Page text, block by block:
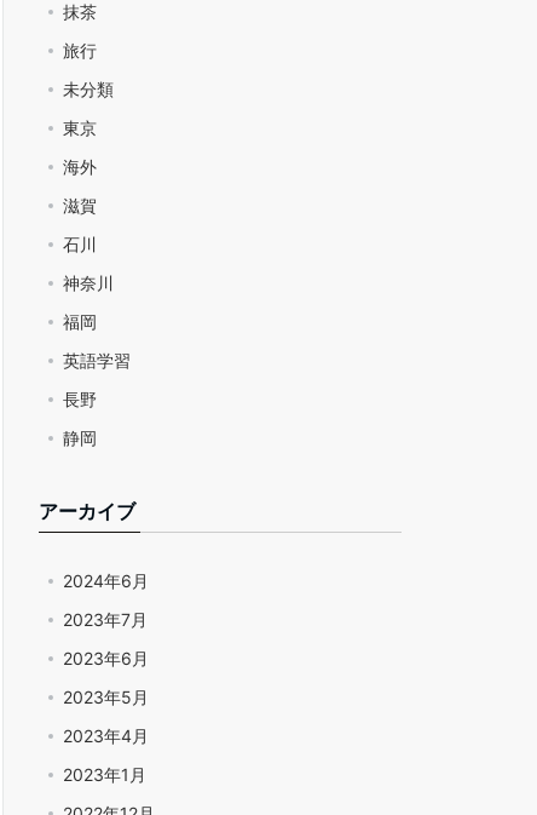
抹茶
旅行
未分類
東京
海外
滋賀
石川
神奈川
福岡
英語学習
長野
静岡
アーカイブ
2024年6月
2023年7月
2023年6月
2023年5月
2023年4月
2023年1月